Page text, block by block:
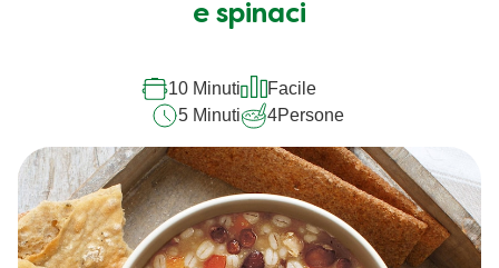
e spinaci
10 Minuti
Facile
5 Minuti
4Persone